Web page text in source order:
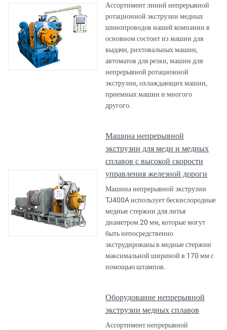
Ассортимент линий непрерывной
ротационной экструзии медных
шинопроводов нашей компании в
основном состоит из машин для
выдачи, рихтовальных машин,
автоматов для резки, машин для
непрерывной ротационной
экструзии, охлаждающих машин,
приемных машин и многого
другого.
Машина непрерывной
экструзии для меди и медных
сплавов с высокой скорости
управления железной дороги
Машина непрерывной экструзии
TJ400A использует бескислородные
медные стержни для литья
диаметром 20 мм, которые могут
быть непосредственно
экструдированы в медные стержни
максимальной шириной в 170 мм с
помощью штампов.
Оборудование непрерывной
экструзии медных сплавов
Ассортимент непрерывной